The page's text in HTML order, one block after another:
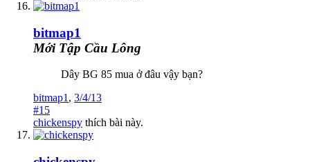
bitmap1
Mới Tập Cầu Lông
Dây BG 85 mua ở đâu vậy bạn?
bitmap1, 3/4/13
#15
chickenspy thích bài này.